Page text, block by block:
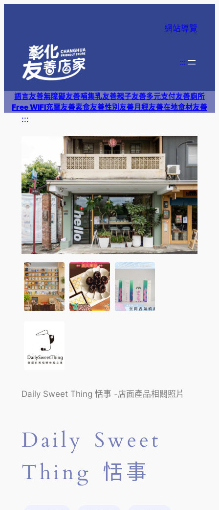
網站導覽
:::
語言友善無障礙友善哺集乳友善親子友善多元支付友善廁所
Free WIFI充電友善素食友善性別友善月經友善在地食材友善
:::
Daily Sweet Thing 恬事 -店面產品相關照片
Daily Sweet
Thing 恬事